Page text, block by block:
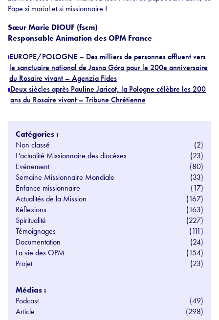
Pape si marial et si missionnaire !
Sœur Marie DIOUF (fscm)
Responsable Animation des OPM France
EUROPE/POLOGNE – Des milliers de personnes affluent vers
le sanctuaire national de Jasna Góra pour le 200e anniversaire
du Rosaire vivant – Agenzia Fides
Deux siècles après Pauline Jaricot, la Pologne célèbre les 200
ans du Rosaire vivant – Tribune Chrétienne
Catégories :
Non classé
(2)
L'actualité Missionnaire des diocèses
(23)
Evénement
(80)
Semaine Missionnaire Mondiale
(33)
Enfance missionnaire
(17)
Actualités de la Mission
(167)
Réflexions
(163)
Spiritualité
(227)
Témoignages
(111)
Documentation
(24)
La vie des OPM
(154)
Projet
(23)
Médias :
Podcast
(49)
Article
(298)